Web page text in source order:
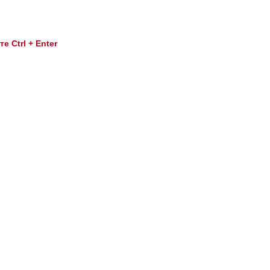
Ctrl + Enter